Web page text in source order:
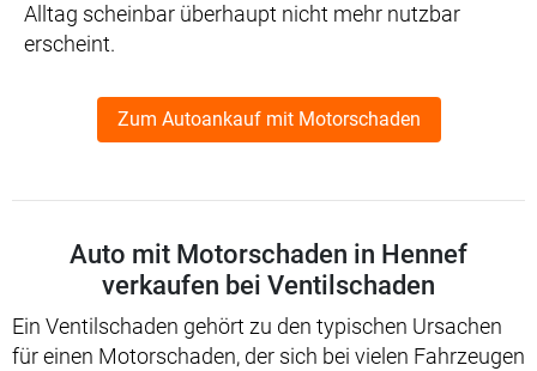
Alltag scheinbar überhaupt nicht mehr nutzbar
erscheint.
Zum Autoankauf mit Motorschaden
Auto mit Motorschaden in Hennef
verkaufen bei Ventilschaden
Ein Ventilschaden gehört zu den typischen Ursachen
für einen Motorschaden, der sich bei vielen Fahrzeugen